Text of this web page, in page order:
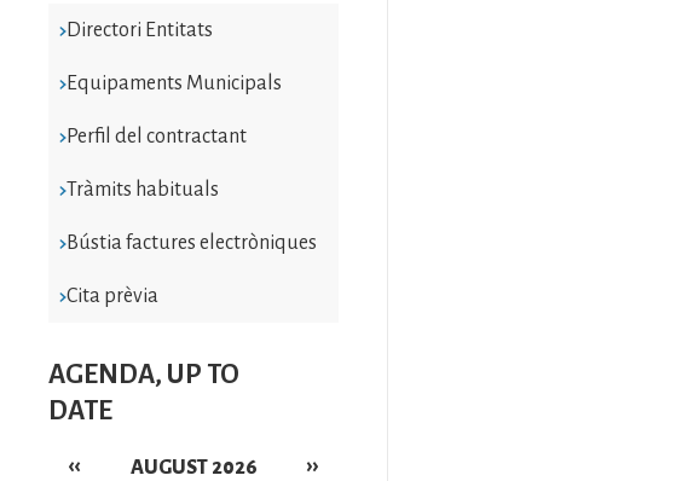
Directori Entitats
Equipaments Municipals
Perfil del contractant
Tràmits habituals
Bústia factures electròniques
Cita prèvia
AGENDA, UP TO
DATE
AUGUST 2026
‹‹ ››